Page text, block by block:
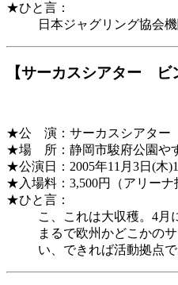
★ひと言：
日本ジャグリング協会
【サーカスシアター ビ
★公 演：サーカスシアター
★場 所：静岡市駿府公園や
★公演日：2005年11月3日(木
★入場料：3,500円（アリーナ
★ひと言：
こ、これは大収穫。4月
まるで欧州かどこかの
い、できれば活動拠点